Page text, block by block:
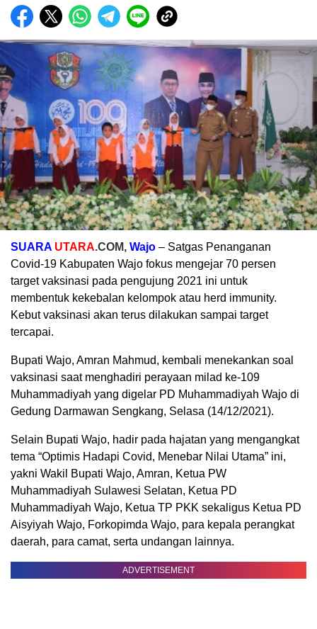
SUARA UTARA.COM, Wajo – Satgas Penanganan
Covid-19 Kabupaten Wajo fokus mengejar 70 persen
target vaksinasi pada pengujung 2021 ini untuk
membentuk kekebalan kelompok atau herd immunity.
Kebut vaksinasi akan terus dilakukan sampai target
tercapai.
Bupati Wajo, Amran Mahmud, kembali menekankan soal
vaksinasi saat menghadiri perayaan milad ke-109
Muhammadiyah yang digelar PD Muhammadiyah Wajo di
Gedung Darmawan Sengkang, Selasa (14/12/2021).
Selain Bupati Wajo, hadir pada hajatan yang mengangkat
tema “Optimis Hadapi Covid, Menebar Nilai Utama” ini,
yakni Wakil Bupati Wajo, Amran, Ketua PW
Muhammadiyah Sulawesi Selatan, Ketua PD
Muhammadiyah Wajo, Ketua TP PKK sekaligus Ketua PD
Aisyiyah Wajo, Forkopimda Wajo, para kepala perangkat
daerah, para camat, serta undangan lainnya.
ADVERTISEMENT